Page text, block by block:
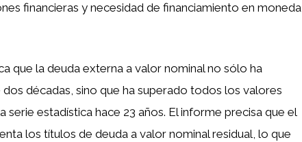
financieras y necesidad de financiamiento en moneda
que la deuda externa a valor nominal no sólo ha
décadas, sino que ha superado todos los valores
estadística hace 23 años. El informe precisa que el
los títulos de deuda a valor nominal residual, lo que